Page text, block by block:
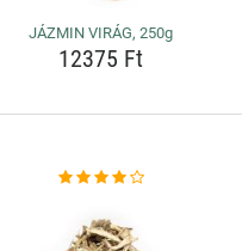
JÁZMIN VIRÁG, 250g
12375 Ft